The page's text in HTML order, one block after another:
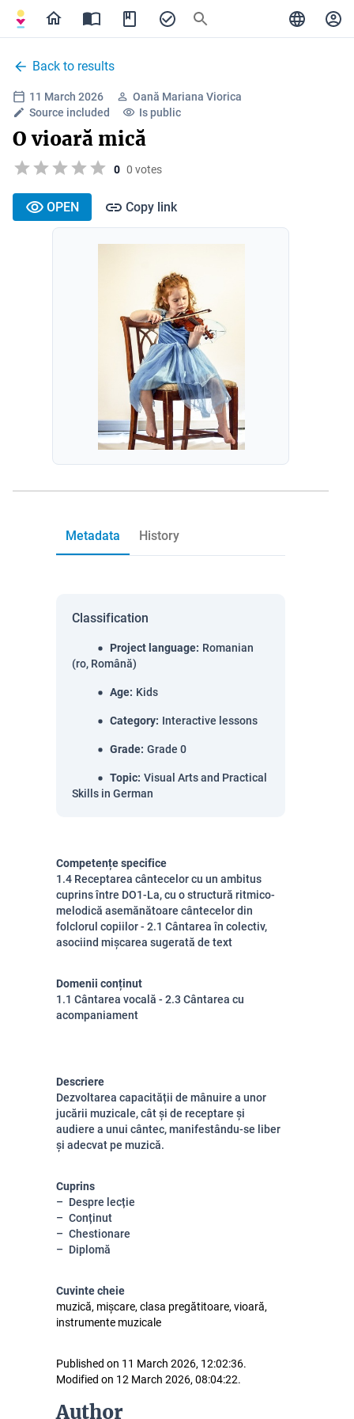
Back to results
11 March 2026
Oană Mariana Viorica
Source included
Is public
O vioară mică
0 0 votes
OPEN Copy link
Metadata History
Classification
Project language: Romanian
(ro, Română)
Age: Kids
Category: Interactive lessons
Grade: Grade 0
Topic: Visual Arts and Practical
Skills in German
Competențe specifice
1.4 Receptarea cântecelor cu un ambitus
cuprins între DO1-La, cu o structură ritmico-
melodică asemănătoare cântecelor din
folclorul copiilor - 2.1 Cântarea în colectiv,
asociind mișcarea sugerată de text
Domenii conținut
1.1 Cântarea vocală - 2.3 Cântarea cu
acompaniament
Descriere
Dezvoltarea capacității de mânuire a unor
jucării muzicale, cât și de receptare și
audiere a unui cântec, manifestându-se liber
și adecvat pe muzică.
Cuprins
Despre lecție
Conținut
Chestionare
Diplomă
Cuvinte cheie
muzică, mișcare, clasa pregătitoare, vioară,
instrumente muzicale
Published on 11 March 2026, 12:02:36.
Modified on 12 March 2026, 08:04:22.
Author